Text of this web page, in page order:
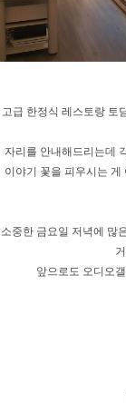
고급 한정식 레스토랑 토
자리를 안내해드리는데
이야기 꽃을 피우시는
소중한 금요일 저녁에 많
앞으로도 오디오